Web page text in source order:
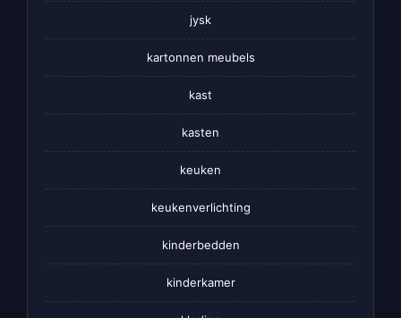
jysk
kartonnen meubels
kast
kasten
keuken
keukenverlichting
kinderbedden
kinderkamer